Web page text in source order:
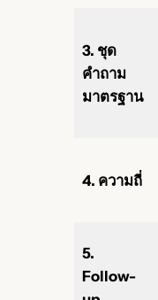
3. ชุด
คำถาม
มาตรฐาน
4. ความถี่
5.
Follow-